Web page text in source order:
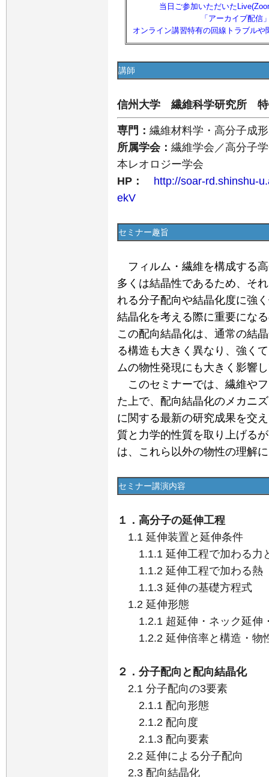
当日ご参加いただいた
「アーカイブ配信
オンライン講習特有の回線トラブル
講師
信州大学 繊維科学研究所
専門： 繊維材料学・高分子成
所属学会： 繊維学会／高分子
本レオロジー学会
HP： http://soar-rd.shinshu-
ekV
セミナー趣旨
フィルム・繊維を構成する
多くは結晶性であるため、そ
れる分子配向や結晶化度に強
結晶化を考える際に重要にな
この配向結晶化は、通常の結
る構造も大きく異なり、強く
ムの物性発現にも大きく影響
このセミナーでは、繊維や
た上で、配向結晶化のメカニ
に関する最新の研究成果を交
質と力学的性質を取り上げる
は、これら以外の物性の理解
セミナー講演内容
１．高分子の延伸工程
1.1 延伸装置と延伸条件
1.1.1 延伸工程で加わる力
1.1.2 延伸工程で加わる熱
1.1.3 延伸の基礎方程式
1.2 延伸形態
1.2.1 超延伸・ネック延伸
1.2.2 延伸倍率と構造・物
２．分子配向と配向結晶化
2.1 分子配向の3要素
2.1.1 配向形態
2.1.2 配向度
2.1.3 配向要素
2.2 延伸による分子配向
2.3 配向結晶化